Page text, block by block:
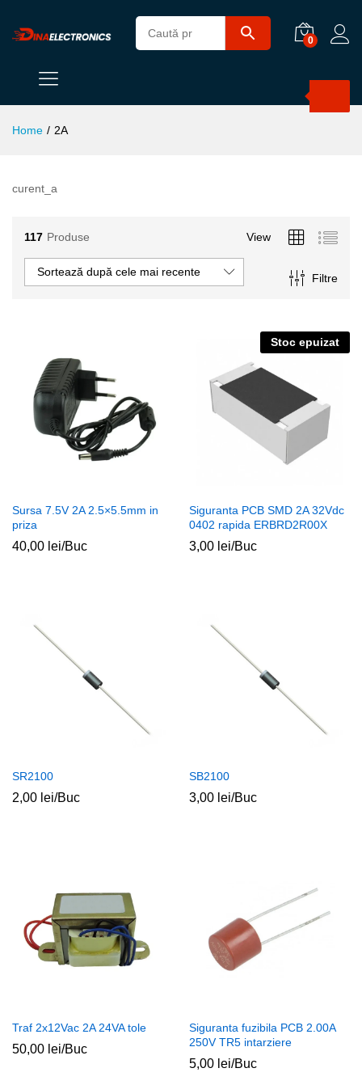
0
Home / 2A
curent_a
117 Produse View
Filtre
Sortează după cele mai recente
Sursa 7.5V 2A 2.5×5.5mm in
priza
40,00 lei/Buc
Stoc epuizat
Siguranta PCB SMD 2A 32Vdc
0402 rapida ERBRD2R00X
3,00 lei/Buc
SR2100
2,00 lei/Buc
SB2100
3,00 lei/Buc
Traf 2x12Vac 2A 24VA tole
50,00 lei/Buc
Siguranta fuzibila PCB 2.00A
250V TR5 intarziere
5,00 lei/Buc